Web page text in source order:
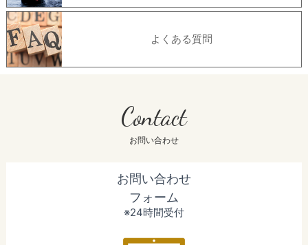
よくある質問
Contact
お問い合わせ
お問い合わせ
フォーム
※24時間受付